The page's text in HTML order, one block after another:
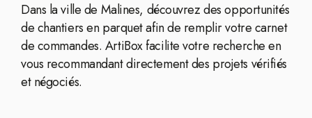
Dans la ville de Malines, découvrez des opportunités
de chantiers en parquet afin de remplir votre carnet
de commandes. ArtiBox facilite votre recherche en
vous recommandant directement des projets vérifiés
et négociés.